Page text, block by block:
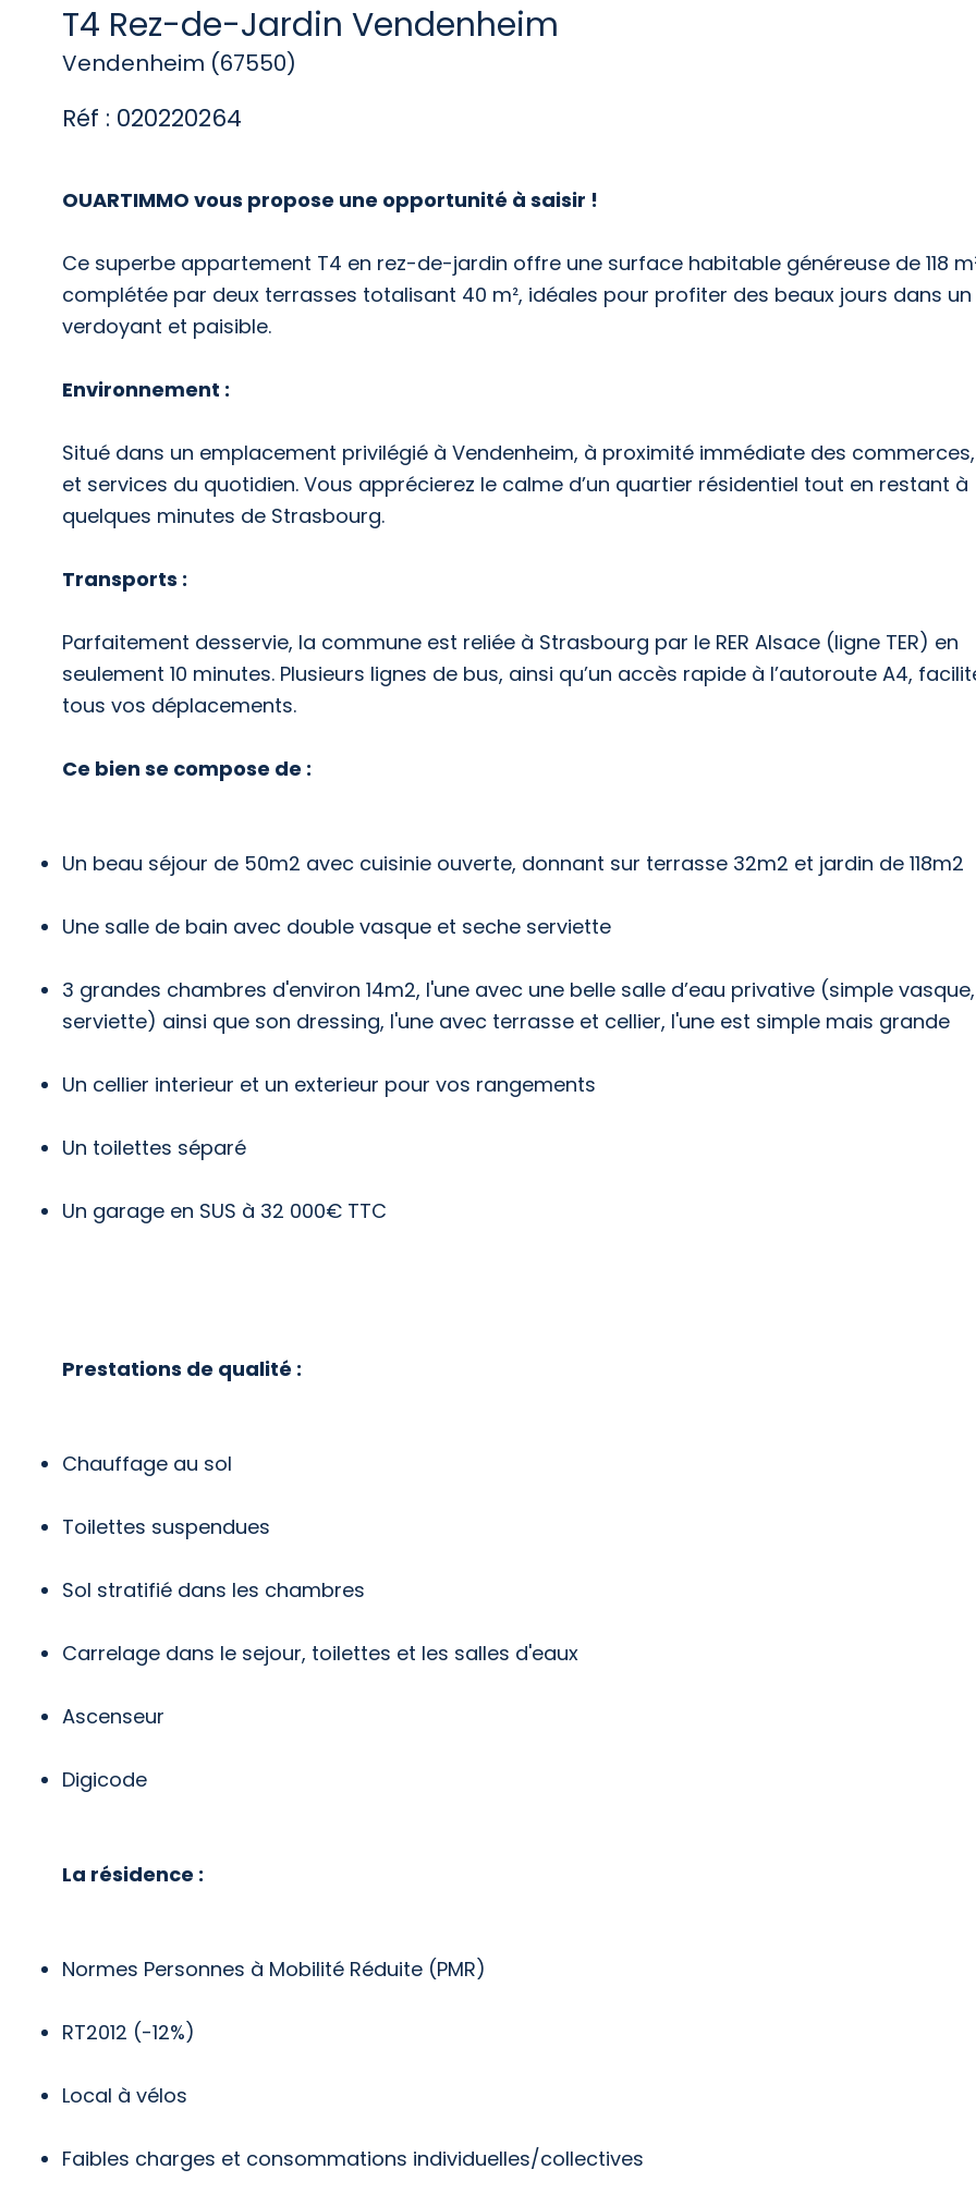
T4 Rez-de-Jardin Vendenheim
Vendenheim (67550)
Réf : 020220264
OUARTIMMO vous propose une opportunité à saisir !
Ce superbe appartement T4 en rez-de-jardin offre une surface habitable généreuse de 118
complétée par deux terrasses totalisant 40 m², idéales pour profiter des beaux jours dans
verdoyant et paisible.
Environnement :
Situé dans un emplacement privilégié à Vendenheim, à proximité immédiate des
et services du quotidien. Vous apprécierez le calme d’un quartier résidentiel tout en restant à
quelques minutes de Strasbourg.
Transports :
Parfaitement desservie, la commune est reliée à Strasbourg par le RER Alsace (ligne TER) en
seulement 10 minutes. Plusieurs lignes de bus, ainsi qu’un accès rapide à l’autoroute A4,
tous vos déplacements.
Ce bien se compose de :
Un beau séjour de 50m2 avec cuisinie ouverte, donnant sur terrasse 32m2 et jardin de 118m2
Une salle de bain avec double vasque et seche serviette
3 grandes chambres d'environ 14m2, l'une avec une belle salle d’eau privative (simple
serviette) ainsi que son dressing, l'une avec terrasse et cellier, l'une est simple mais grande
Un cellier interieur et un exterieur pour vos rangements
Un toilettes séparé
Un garage en SUS à 32 000€ TTC
Prestations de qualité :
Chauffage au sol
Toilettes suspendues
Sol stratifié dans les chambres
Carrelage dans le sejour, toilettes et les salles d'eaux
Ascenseur
Digicode
La résidence :
Normes Personnes à Mobilité Réduite (PMR)
RT2012 (-12%)
Local à vélos
Faibles charges et consommations individuelles/collectives